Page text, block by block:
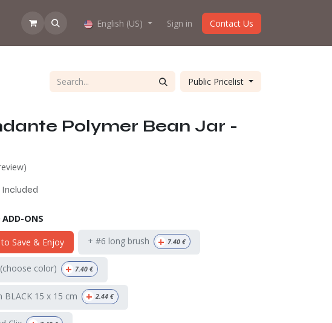
does the webshop work? About us
English (US) Sign in Contact Us
Public Pricelist
Polymer Bean Jar -
Included
ADD-ONS
Save & Enjoy + #6 long brush + 7.40 €
color) + 7.40 €
BLACK 15 x 15 cm + 2.44 €